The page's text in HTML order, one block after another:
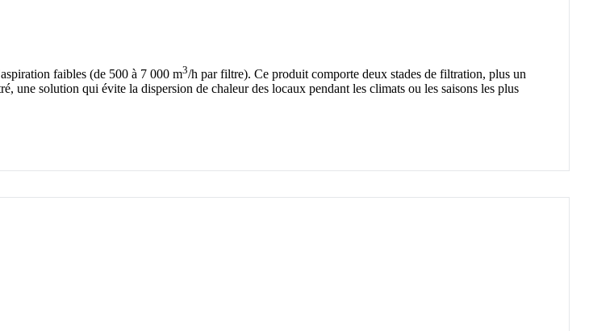
faibles (de 500 à 7 000 m3/h par filtre). Ce produit comporte deux stades de filtration, plus un
une solution qui évite la dispersion de chaleur des locaux pendant les climats ou les saisons les plus